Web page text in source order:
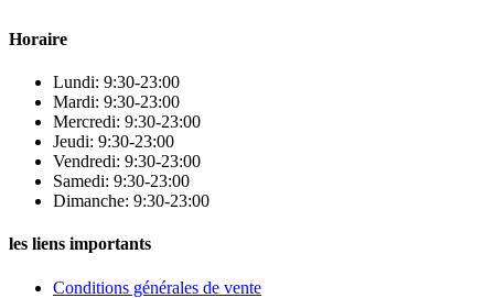
Horaire
Lundi: 9:30-23:00
Mardi: 9:30-23:00
Mercredi: 9:30-23:00
Jeudi: 9:30-23:00
Vendredi: 9:30-23:00
Samedi: 9:30-23:00
Dimanche: 9:30-23:00
les liens importants
Conditions générales de vente